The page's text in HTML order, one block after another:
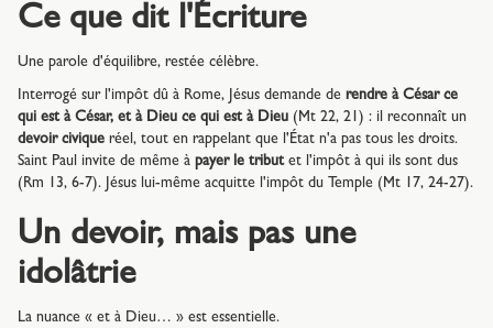
Ce que dit l'Écriture
Une parole d'équilibre, restée célèbre.
Interrogé sur l'impôt dû à Rome, Jésus demande de rendre à César ce
qui est à César, et à Dieu ce qui est à Dieu (Mt 22, 21) : il reconnaît un
devoir civique réel, tout en rappelant que l'État n'a pas tous les droits.
Saint Paul invite de même à payer le tributet l'impôt à qui ils sont dus
(Rm 13, 6-7). Jésus lui-même acquitte l'impôt du Temple (Mt 17, 24-27).
Un devoir, mais pas une
idolâtrie
La nuance « et à Dieu… » est essentielle.